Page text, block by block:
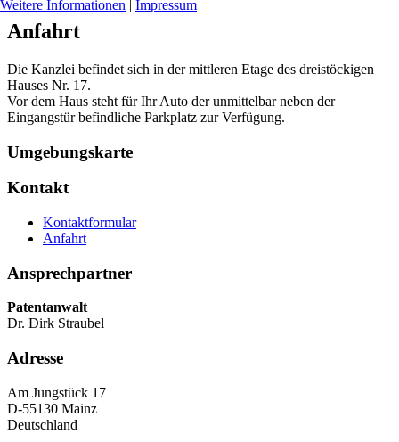
Anfahrt
Die Kanzlei befindet sich in der mittleren Etage des dreistöckigen
Hauses Nr. 17.
Vor dem Haus steht für Ihr Auto der unmittelbar neben der
Eingangstür befindliche Parkplatz zur Verfügung.
Umgebungskarte
Kontakt
Kontaktformular
Anfahrt
Ansprechpartner
Patentanwalt
Dr. Dirk Straubel
Adresse
Am Jungstück 17
D-55130 Mainz
Deutschland
Weitere Informationen | Impressum